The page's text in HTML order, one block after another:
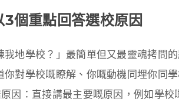
3個重點回答選校原因
我地學校？」最簡單但又最靈魂拷問
你對學校嘅瞭解、你嘅動機同埋你同
因：直接講最主要嘅原因，例如學校